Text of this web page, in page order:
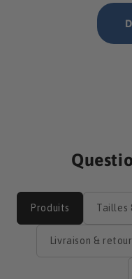
Produits Tailles
Livraison & retour